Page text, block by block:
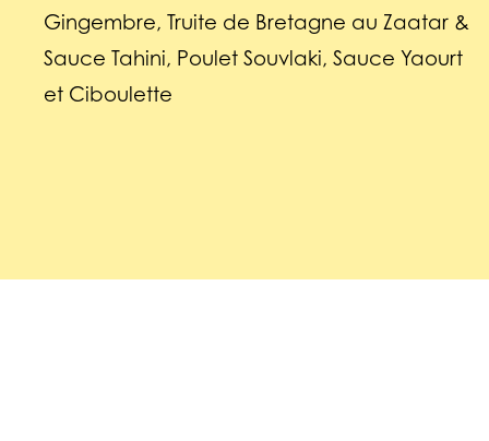
Gingembre, Truite de Bretagne au Zaatar &
Sauce Tahini, Poulet Souvlaki, Sauce Yaourt
et Ciboulette